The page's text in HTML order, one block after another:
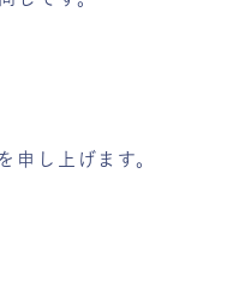
申し上げます。